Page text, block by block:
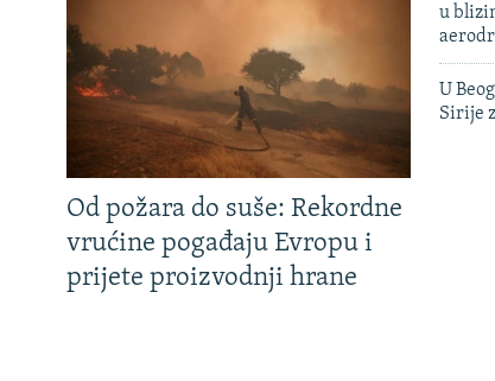
Od požara do suše: Rekordne
vrućine pogađaju Evropu i
prijete proizvodnji hrane
u
U
Sirije